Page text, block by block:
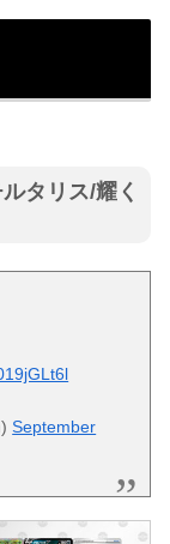
タリス/耀く
September